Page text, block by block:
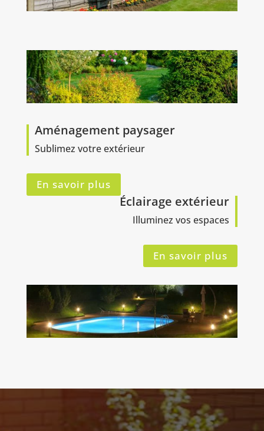
Aménagement paysager
Sublimez votre extérieur
En savoir plus
Éclairage extérieur
Illuminez vos espaces
En savoir plus